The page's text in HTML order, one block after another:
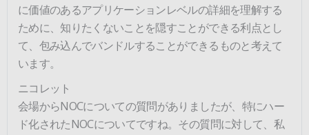
に価値のあるアプリケーションレベルの詳細を理解する
ために、知りたくないことを隠すことができる利点とし
て、包み込んでバンドルすることができるものと考えて
います。
ニコレット
会場からNOCについての質問がありましたが、特にハー
ド化されたNOCについてですね。その質問に対して、私